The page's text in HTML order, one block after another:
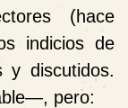
(hace
indicios de
y discutidos.
pero: